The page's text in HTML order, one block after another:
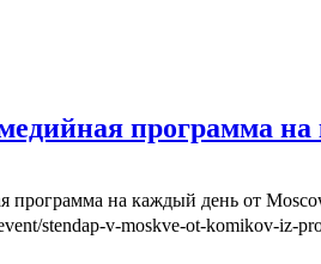
программа
программа на каждый день от
stendap-v-moskve-ot-komikov-iz-